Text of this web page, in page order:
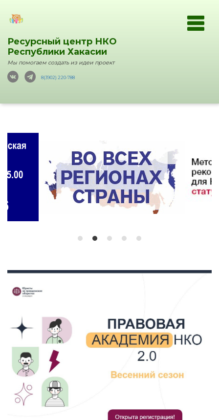
Ресурсный центр НКО
Республики Хакасии
Мы помогаем создать из идеи проект
8(3902) 220-788